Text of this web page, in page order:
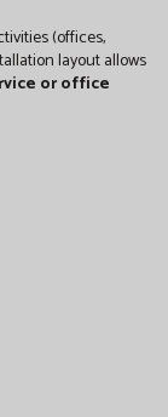
(offices,
layout allows
or office